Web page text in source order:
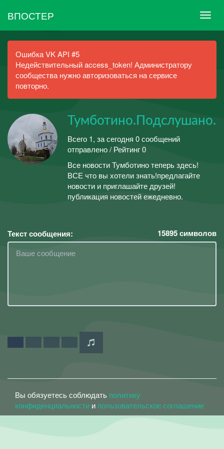
ВПОСТЕР
Ошибка VK API #5
Недействительный access_token! Администратору
сообщества нужно авторизоваться на сервисе
повторно.
Тумботино.Подслушано.
Всего 1, за сегодня 0 сообщений
отправлено / Рейтинг 0
Все новости Тумботино теперь здесь!
ВСЕ что вы хотели знать!предлагайте
новости и приглашайте друзей!
публикация новостей ежедневно.
Текст сообщения: 15895символов
Вы обязуетесь соблюдать политику
конфиденциальности и пользовательское соглашение